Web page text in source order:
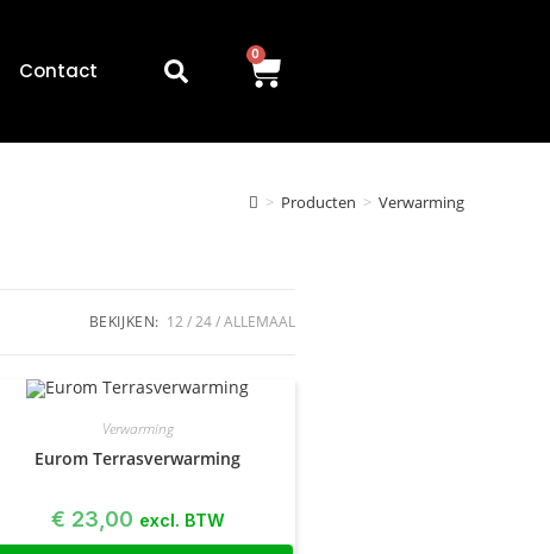
Contact
0
> Producten > Verwarming
BEKIJKEN: 12 24 ALLEMAAL
Verwarming
Eurom Terrasverwarming
€ 23,00 excl. BTW